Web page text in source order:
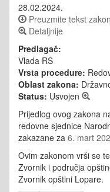
28.02.2024.
Preuzmite tekst
Detaljnije
Predlagač:
Vlada RS
Vrsta procedure:
Oblast zakona:
Status: Usvojen
Prijedlog ovog zakona
redovne sjednice
zakazane za 6. mart
Ovim zakonom vrši se
Zvornik i područja
Zvornik opštini Lopare.